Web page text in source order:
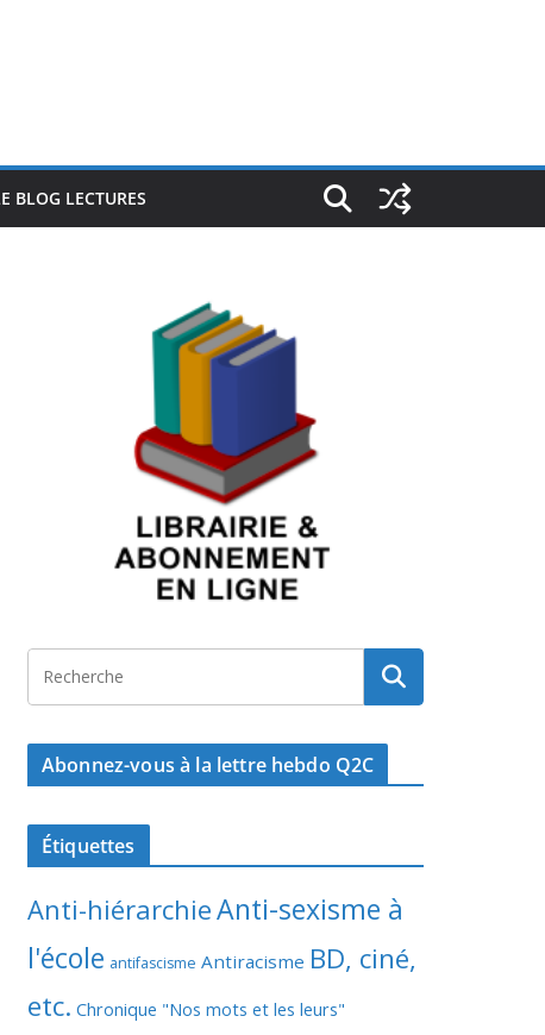
BLOG LECTURES
Abonnez-vous à la lettre hebdo Q2C
Étiquettes
Anti-hiérarchieAnti-sexisme à
l'école antifascisme Antiracisme BD, ciné,
etc. Chronique "Nos mots et les leurs"